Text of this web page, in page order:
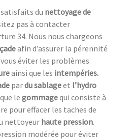
du nettoyage de
pas à contacter
34. Nous nous chargeons
afin d’assurer la pérennité
éviter les problèmes
ainsi que les intempéries.
pardu sablageet l’hydro
le gommagequi consiste à
pour effacer les taches de
nettoyeur haute pression.
modérée pour éviter